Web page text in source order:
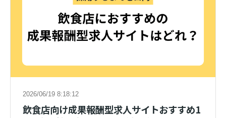
2026/06/19 8:18:12
飲食店向け成果報酬型求人サイトおすすめ1